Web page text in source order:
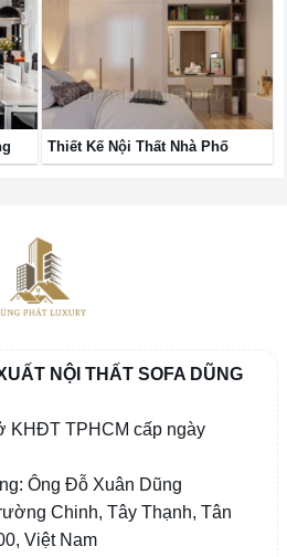
Thiết Kế Nội Thất Nhà Phố
NỘI THẤT SOFA DŨNG
KHĐT TPHCM cấp ngày
Ông Đỗ Xuân Dũng
Chinh, Tây Thạnh, Tân
Việt Nam